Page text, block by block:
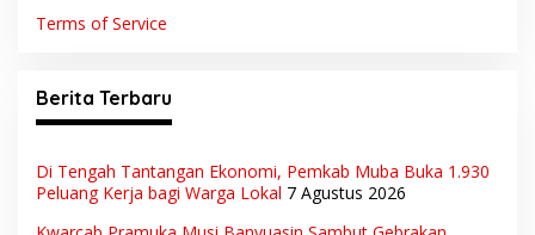
Terms of Service
Berita Terbaru
Di Tengah Tantangan Ekonomi, Pemkab Muba Buka 1.930
Peluang Kerja bagi Warga Lokal 7 Agustus 2026